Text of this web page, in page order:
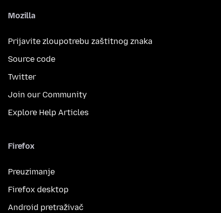
Mozilla
Prijavite zloupotrebu zaštitnog znaka
Source code
Twitter
Join our Community
Explore Help Articles
Firefox
Preuzimanje
Firefox desktop
Android pretraživač